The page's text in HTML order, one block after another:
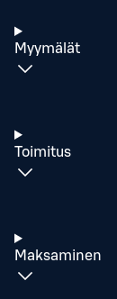
Myymälät
Toimitus
Maksaminen